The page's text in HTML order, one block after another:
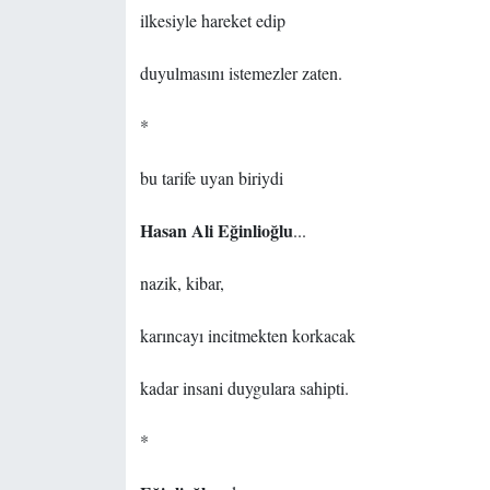
ilkesiyle hareket edip
duyulmasını istemezler zaten.
*
bu tarife uyan biriydi
Hasan Ali Eğinlioğlu...
nazik, kibar,
karıncayı incitmekten korkacak
kadar insani duygulara sahipti.
*